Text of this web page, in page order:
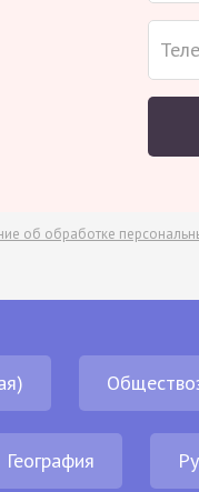
об обработке
География